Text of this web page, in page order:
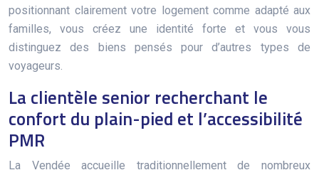
positionnant clairement votre logement comme adapté aux
familles, vous créez une identité forte et vous vous
distinguez des biens pensés pour d’autres types de
voyageurs.
La clientèle senior recherchant le
confort du plain-pied et l’accessibilité
PMR
La Vendée accueille traditionnellement de nombreux